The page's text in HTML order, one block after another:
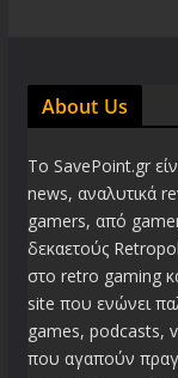
About Us
Το SavePoint.gr
news, αναλυτικά
gamers, από
δεκαετούς
στο retro gaming
site που ενώνει
games, podcasts,
που αγαπούν